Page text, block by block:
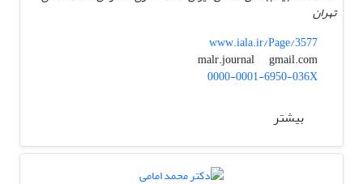
تهران
www.iala.ir/Page/3577
malr.journal
gmail.com
0000-0001-6950-036X
بیشتر